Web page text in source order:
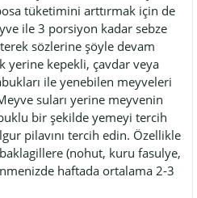
tüketimini arttırmak için de
ile 3 porsiyon kadar sebze
sözlerine şöyle devam
yerine kepekli, çavdar veya
ile yenebilen meyveleri
suları yerine meyvenin
bir şekilde yemeyi tercih
pilavını tercih edin. Özellikle
(nohut, kuru fasulye,
haftada ortalama 2-3